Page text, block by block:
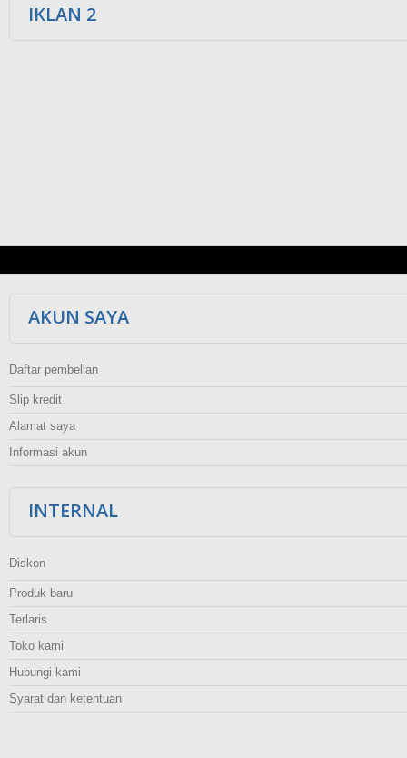
IKLAN 2
AKUN SAYA
Daftar pembelian
Slip kredit
Alamat saya
Informasi akun
INTERNAL
Diskon
Produk baru
Terlaris
Toko kami
Hubungi kami
Syarat dan ketentuan